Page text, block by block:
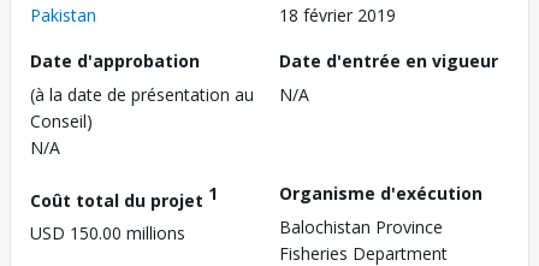
Pakistan
18 février 2019
Date d'approbation
(à la date de présentation au
Conseil)
N/A
Date d'entrée en vigueur
N/A
Coût total du projet 1
USD 150.00 millions
Organisme d'exécution
Balochistan Province
Fisheries Department